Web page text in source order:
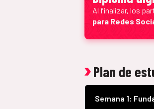
Al finalizar, los
para Redes
Plan de
Semana 1: